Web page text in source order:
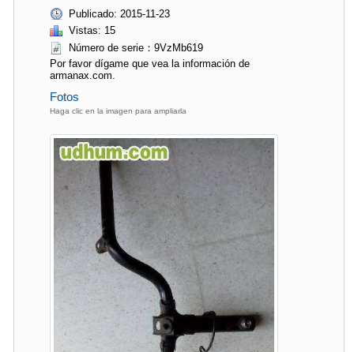
Publicado: 2015-11-23
Vistas: 15
Número de serie：9VzMb619
Por favor dígame que vea la información de
armanax.com.
Fotos
Haga clic en la imagen para ampliarla